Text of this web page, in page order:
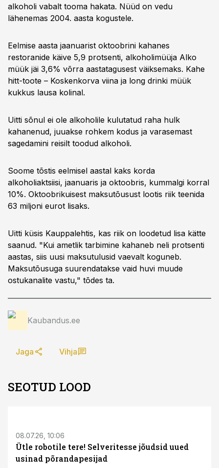
alkoholi vabalt tooma hakata. Nüüd on vedu
lähenemas 2004. aasta kogustele.
Eelmise aasta jaanuarist oktoobrini kahanes
restoranide käive 5,9 protsenti, alkoholimüüja Alko
müük jäi 3,6% võrra aastatagusest väiksemaks. Kahe
hitt-toote – Koskenkorva viina ja long drinki müük
kukkus lausa kolinal.
Uitti sõnul ei ole alkoholile kulutatud raha hulk
kahanenud, juuakse rohkem kodus ja varasemast
sagedamini reisilt toodud alkoholi.
Soome tõstis eelmisel aastal kaks korda
alkoholiaktsiisi, jaanuaris ja oktoobris, kummalgi korral
10%. Oktoobrikuisest maksutõusust lootis riik teenida
63 miljoni eurot lisaks.
Uitti küsis Kauppalehtis, kas riik on loodetud lisa kätte
saanud. "Kui ametlik tarbimine kahaneb neli protsenti
aastas, siis uusi maksutulusid vaevalt koguneb.
Maksutõusuga suurendatakse vaid huvi muude
ostukanalite vastu," tõdes ta.
Kaubandus.ee
Jaga Vihja
SEOTUD LOOD
08.07.26, 10:06
Ütle robotile tere! Selveritesse jõudsid uued
usinad põrandapesijad